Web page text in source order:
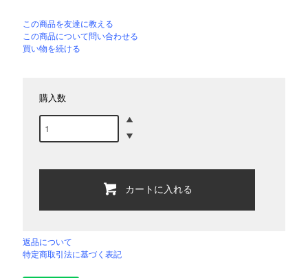
この商品を友達に教える
この商品について問い合わせる
買い物を続ける
購入数
カートに入れる
返品について
特定商取引法に基づく表記